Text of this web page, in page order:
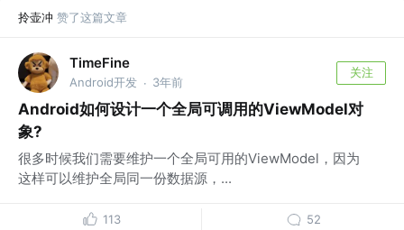
拎壶冲 赞了这篇文章
TimeFine
Android开发 · 3年前
关注
Android如何设计一个全局可调用的ViewModel对
象?
很多时候我们需要维护一个全局可用的ViewModel，因为
这样可以维护全局同一份数据源，...
113 52